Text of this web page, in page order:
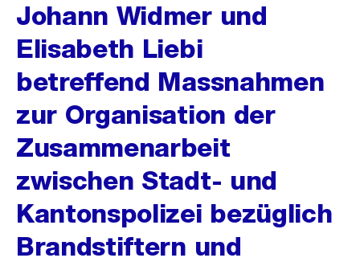
Johann Widmer und
Elisabeth Liebi
betreffend Massnahmen
zur Organisation der
Zusammenarbeit
zwischen Stadt- und
Kantonspolizei bezüglich
Brandstiftern und